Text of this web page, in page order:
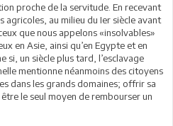
proche de la servitude. En recevant
au milieu du Ier siècle avant
que nous appelons «insolvables»
en Asie, ainsi qu’en Egypte et en
si, un siècle plus tard, l’esclavage
mentionne néanmoins des citoyens
dans les grands domaines; offrir sa
le seul moyen de rembourser un